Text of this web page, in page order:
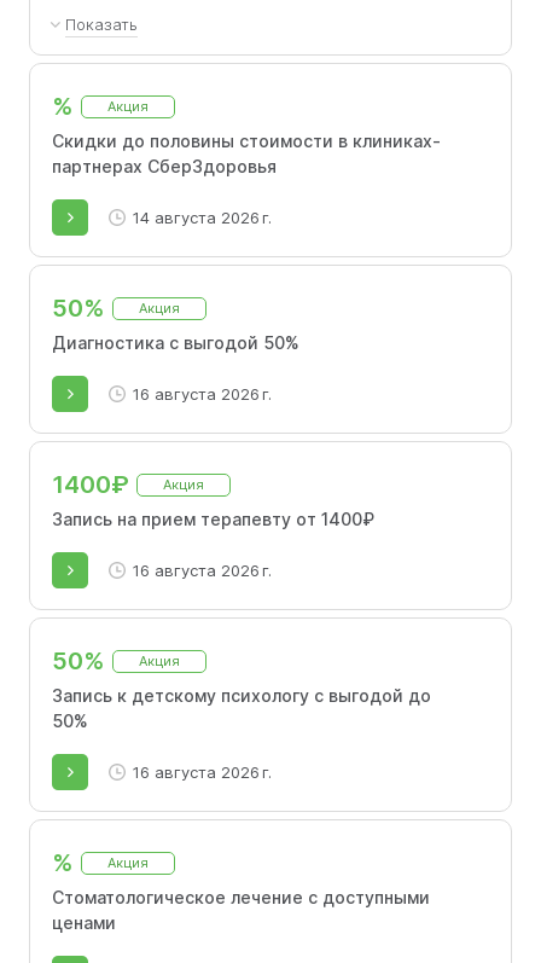
Показать
500 ₽ скидки на первый приём в Москве –
однократно, по промокоду на сайте.
% Акция
Скидки до половины стоимости в клиниках-
партнерах СберЗдоровья
14 августа 2026 г.
50% Акция
Диагностика с выгодой 50%
16 августа 2026 г.
1400₽ Акция
Запись на прием терапевту от 1400₽
16 августа 2026 г.
50% Акция
Запись к детскому психологу с выгодой до
50%
16 августа 2026 г.
% Акция
Стоматологическое лечение с доступными
ценами